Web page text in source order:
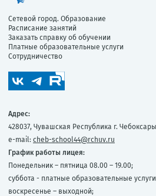
Сетевой город. Образование
Расписание занятий
Заказать справку об обучении
Платные образовательные услуги
Сотрудничество
Адрес:
428037, Чувашская Республика г.
e-mail: cheb-school44@rchuv.ru
График работы лицея:
Понедельник – пятница 08.00 – 19.00;
суббота - платные образовательные
воскресенье – выходной;